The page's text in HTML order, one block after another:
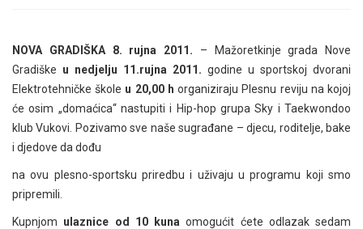
NOVA GRADIŠKA 8. rujna 2011. – Mažoretkinje grada Nove
Gradiške u nedjelju 11.rujna 2011. godine u sportskoj dvorani
Elektrotehničke škole u 20,00 h organiziraju Plesnu reviju na kojoj
će osim „domaćica“ nastupiti i Hip-hop grupa Sky i Taekwondoo
klub Vukovi. Pozivamo sve naše sugrađane – djecu, roditelje, bake
i djedove da dođu
na ovu plesno-sportsku priredbu i uživaju u programu koji smo
pripremili.
Kupnjom ulaznice od 10 kuna omogućit ćete odlazak sedam